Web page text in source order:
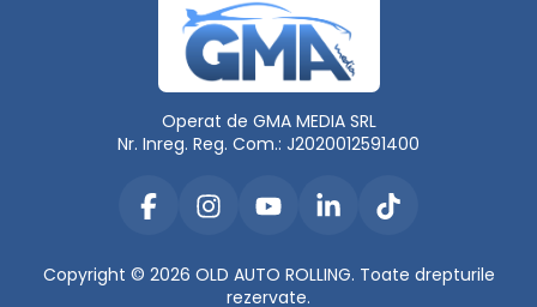
Operat de GMA MEDIA SRL
Nr. Inreg. Reg. Com.: J2020012591400
Copyright © 2026 OLD AUTO ROLLING. Toate drepturile
rezervate.